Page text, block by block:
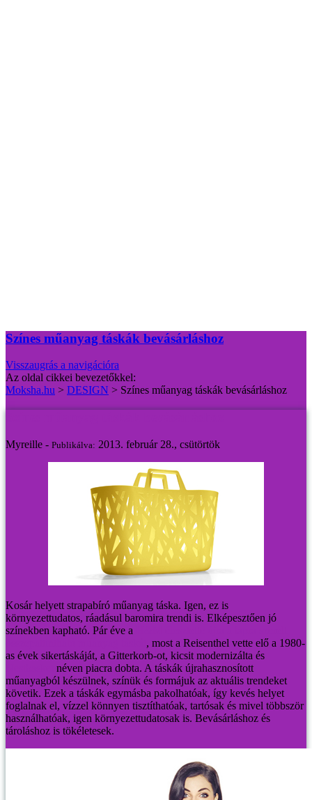
Színes műanyag táskák bevásárláshoz
Visszaugrás a navigációra
Az oldal cikkei bevezetőkkel:
Moksha.hu > DESIGN > Színes műanyag táskák bevásárláshoz
Myreille - Publikálva: 2013. február 28., csütörtök
Kosár helyett strapabíró műanyag táska. Igen, ez is
környezettudatos, ráadásul baromira trendi is. Elképesztően jó
színekben kapható. Pár éve a
, most a Reisenthel vette elő a 1980-
as évek sikertáskáját, a Gitterkorb-ot, kicsit modernizálta és
néven piacra dobta. A táskák újrahasznosított
műanyagból készülnek, színük és formájuk az aktuális trendeket
követik. Ezek a táskák egymásba pakolhatóak, így kevés helyet
foglalnak el, vízzel könnyen tisztíthatóak, tartósak és mivel többször
használhatóak, igen környezettudatosak is. Bevásárláshoz és
tároláshoz is tökéletesek.